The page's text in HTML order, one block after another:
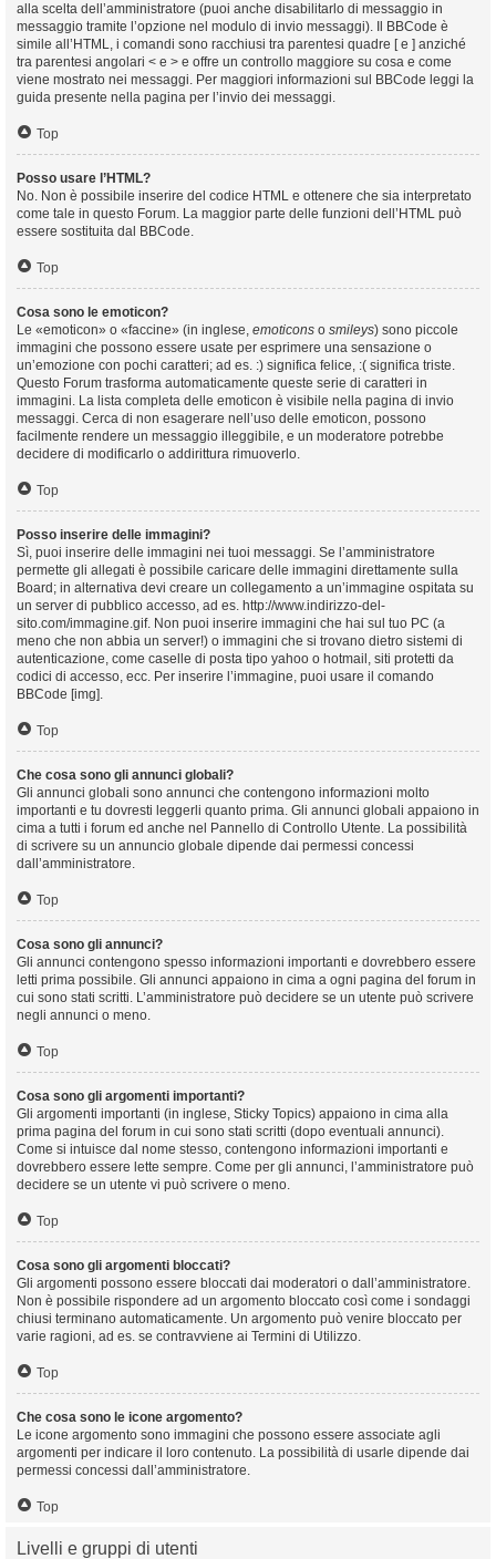
alla scelta dell’amministratore (puoi anche disabilitarlo di messaggio in
messaggio tramite l’opzione nel modulo di invio messaggi). Il BBCode è
simile all’HTML, i comandi sono racchiusi tra parentesi quadre [ e ] anziché
tra parentesi angolari < e > e offre un controllo maggiore su cosa e come
viene mostrato nei messaggi. Per maggiori informazioni sul BBCode leggi la
guida presente nella pagina per l’invio dei messaggi.
Top
Posso usare l’HTML?
No. Non è possibile inserire del codice HTML e ottenere che sia interpretato
come tale in questo Forum. La maggior parte delle funzioni dell’HTML può
essere sostituita dal BBCode.
Top
Cosa sono le emoticon?
Le «emoticon» o «faccine» (in inglese, emoticons o smileys) sono piccole
immagini che possono essere usate per esprimere una sensazione o
un’emozione con pochi caratteri; ad es. :) significa felice, :( significa triste.
Questo Forum trasforma automaticamente queste serie di caratteri in
immagini. La lista completa delle emoticon è visibile nella pagina di invio
messaggi. Cerca di non esagerare nell’uso delle emoticon, possono
facilmente rendere un messaggio illeggibile, e un moderatore potrebbe
decidere di modificarlo o addirittura rimuoverlo.
Top
Posso inserire delle immagini?
Sì, puoi inserire delle immagini nei tuoi messaggi. Se l’amministratore
permette gli allegati è possibile caricare delle immagini direttamente sulla
Board; in alternativa devi creare un collegamento a un’immagine ospitata su
un server di pubblico accesso, ad es. http://www.indirizzo-del-
sito.com/immagine.gif. Non puoi inserire immagini che hai sul tuo PC (a
meno che non abbia un server!) o immagini che si trovano dietro sistemi di
autenticazione, come caselle di posta tipo yahoo o hotmail, siti protetti da
codici di accesso, ecc. Per inserire l’immagine, puoi usare il comando
BBCode [img].
Top
Che cosa sono gli annunci globali?
Gli annunci globali sono annunci che contengono informazioni molto
importanti e tu dovresti leggerli quanto prima. Gli annunci globali appaiono in
cima a tutti i forum ed anche nel Pannello di Controllo Utente. La possibilità
di scrivere su un annuncio globale dipende dai permessi concessi
dall’amministratore.
Top
Cosa sono gli annunci?
Gli annunci contengono spesso informazioni importanti e dovrebbero essere
letti prima possibile. Gli annunci appaiono in cima a ogni pagina del forum in
cui sono stati scritti. L’amministratore può decidere se un utente può scrivere
negli annunci o meno.
Top
Cosa sono gli argomenti importanti?
Gli argomenti importanti (in inglese, Sticky Topics) appaiono in cima alla
prima pagina del forum in cui sono stati scritti (dopo eventuali annunci).
Come si intuisce dal nome stesso, contengono informazioni importanti e
dovrebbero essere lette sempre. Come per gli annunci, l’amministratore può
decidere se un utente vi può scrivere o meno.
Top
Cosa sono gli argomenti bloccati?
Gli argomenti possono essere bloccati dai moderatori o dall’amministratore.
Non è possibile rispondere ad un argomento bloccato così come i sondaggi
chiusi terminano automaticamente. Un argomento può venire bloccato per
varie ragioni, ad es. se contravviene ai Termini di Utilizzo.
Top
Che cosa sono le icone argomento?
Le icone argomento sono immagini che possono essere associate agli
argomenti per indicare il loro contenuto. La possibilità di usarle dipende dai
permessi concessi dall’amministratore.
Top
Livelli e gruppi di utenti